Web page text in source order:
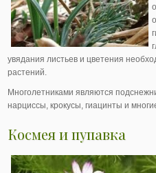
увядания листьев и цветения
растений.
Многолетниками являются
нарциссы, крокусы, гиацинты и
Космея и пупавка